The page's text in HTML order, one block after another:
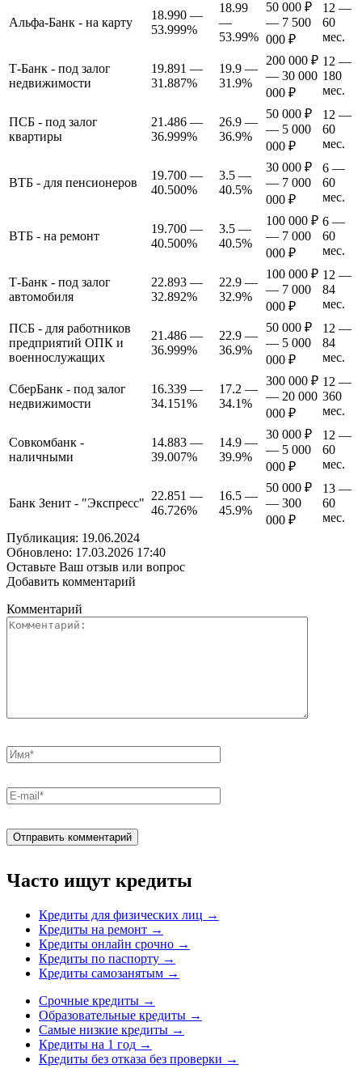
Альфа-Банк - на карту
18.990 —
53.999%
18.99
—
53.99%
50 000 ₽
— 7 500
000 ₽
12 —
60
мес.
Т-Банк - под залог
недвижимости
19.891 —
31.887%
19.9 —
31.9%
200 000 ₽
— 30 000
000 ₽
12 —
180
мес.
ПСБ - под залог
квартиры
21.486 —
36.999%
26.9 —
36.9%
50 000 ₽
— 5 000
000 ₽
12 —
60
мес.
ВТБ - для пенсионеров
19.700 —
40.500%
3.5 —
40.5%
30 000 ₽
— 7 000
000 ₽
6 —
60
мес.
ВТБ - на ремонт
19.700 —
40.500%
3.5 —
40.5%
100 000 ₽
— 7 000
000 ₽
6 —
60
мес.
Т-Банк - под залог
автомобиля
22.893 —
32.892%
22.9 —
32.9%
100 000 ₽
— 7 000
000 ₽
12 —
84
мес.
ПСБ - для работников
предприятий ОПК и
военнослужащих
21.486 —
36.999%
22.9 —
36.9%
50 000 ₽
— 5 000
000 ₽
12 —
84
мес.
СберБанк - под залог
недвижимости
16.339 —
34.151%
17.2 —
34.1%
300 000 ₽
— 20 000
000 ₽
12 —
360
мес.
Совкомбанк -
наличными
14.883 —
39.007%
14.9 —
39.9%
30 000 ₽
— 5 000
000 ₽
12 —
60
мес.
Банк Зенит - "Экспресс"
22.851 —
46.726%
16.5 —
45.9%
50 000 ₽
— 300
000 ₽
13 —
60
мес.
Публикация: 19.06.2024
Обновлено: 17.03.2026 17:40
Оставьте Ваш отзыв или вопрос
Добавить комментарий
Комментарий
Часто ищут кредиты
Кредиты для физических лиц →
Кредиты на ремонт →
Кредиты онлайн срочно →
Кредиты по паспорту →
Кредиты самозанятым →
Срочные кредиты →
Образовательные кредиты →
Самые низкие кредиты →
Кредиты на 1 год →
Кредиты без отказа без проверки →